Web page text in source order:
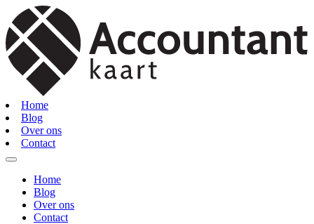
Home
Blog
Over ons
Contact
Home
Blog
Over ons
Contact